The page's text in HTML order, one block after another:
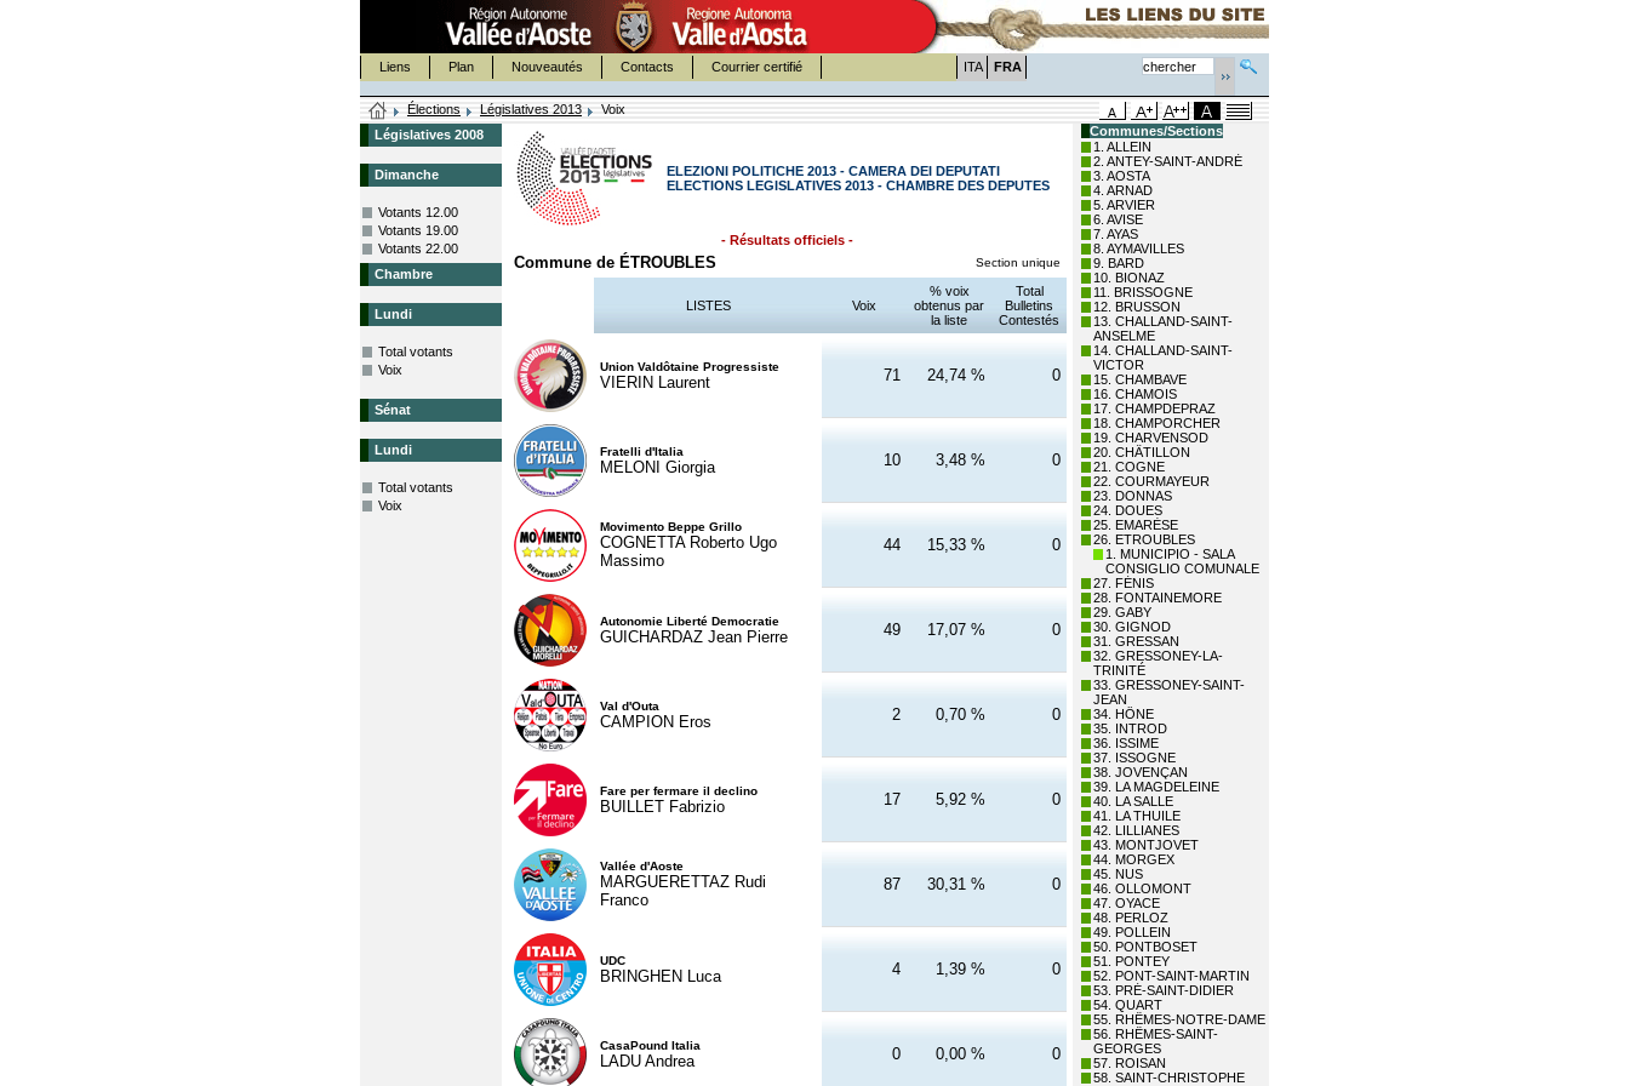
Liens Plan Nouveautés Contacts Courrier certifié ITA FRA
Élections Législatives 2013
Voix
Législatives 2008
Dimanche
Votants 12.00
Votants 19.00
Votants 22.00
Chambre
Lundi
Total votants
Voix
Sénat
Lundi
Total votants
Voix
ELEZIONI POLITICHE 2013 - CAMERA DEI DEPUTATI
ELECTIONS LEGISLATIVES 2013 - CHAMBRE DES DEPUTES
- Résultats officiels -
Commune de ÉTROUBLES Section unique
LISTES Voix
% voix
obtenus par
la liste
Total
Bulletins
Contestés
Union Valdôtaine Progressiste
VIERIN Laurent 71 24,74 % 0
Fratelli d'Italia
MELONI Giorgia 10 3,48 % 0
Movimento Beppe Grillo
COGNETTA Roberto Ugo
Massimo
44 15,33 % 0
Autonomie Liberté Democratie
GUICHARDAZ Jean Pierre 49 17,07 % 0
Val d'Outa
CAMPION Eros 2 0,70 % 0
Fare per fermare il declino
BUILLET Fabrizio 17 5,92 % 0
Vallée d'Aoste
MARGUERETTAZ Rudi
Franco
87 30,31 % 0
UDC
BRINGHEN Luca 4 1,39 % 0
CasaPound Italia
LADU Andrea 0 0,00 % 0
Communes/Sections
1. ALLEIN
2. ANTEY-SAINT-ANDRÉ
3. AOSTA
4. ARNAD
5. ARVIER
6. AVISE
7. AYAS
8. AYMAVILLES
9. BARD
10. BIONAZ
11. BRISSOGNE
12. BRUSSON
13. CHALLAND-SAINT-
ANSELME
14. CHALLAND-SAINT-
VICTOR
15. CHAMBAVE
16. CHAMOIS
17. CHAMPDEPRAZ
18. CHAMPORCHER
19. CHARVENSOD
20. CHÂTILLON
21. COGNE
22. COURMAYEUR
23. DONNAS
24. DOUES
25. EMARÈSE
26. ETROUBLES
1. MUNICIPIO - SALA
CONSIGLIO COMUNALE
27. FÉNIS
28. FONTAINEMORE
29. GABY
30. GIGNOD
31. GRESSAN
32. GRESSONEY-LA-
TRINITÉ
33. GRESSONEY-SAINT-
JEAN
34. HÔNE
35. INTROD
36. ISSIME
37. ISSOGNE
38. JOVENÇAN
39. LA MAGDELEINE
40. LA SALLE
41. LA THUILE
42. LILLIANES
43. MONTJOVET
44. MORGEX
45. NUS
46. OLLOMONT
47. OYACE
48. PERLOZ
49. POLLEIN
50. PONTBOSET
51. PONTEY
52. PONT-SAINT-MARTIN
53. PRÉ-SAINT-DIDIER
54. QUART
55. RHÊMES-NOTRE-DAME
56. RHÊMES-SAINT-
GEORGES
57. ROISAN
58. SAINT-CHRISTOPHE